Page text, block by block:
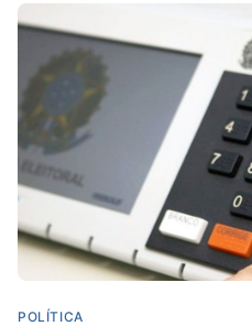
Soluções de
Tecnologia
POLÍTICA